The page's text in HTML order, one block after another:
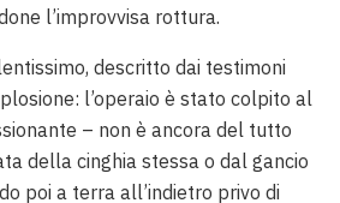
l’improvvisa rottura.
descritto dai testimoni
l’operaio è stato colpito al
– non è ancora del tutto
della cinghia stessa o dal gancio
poi a terra all’indietro privo di